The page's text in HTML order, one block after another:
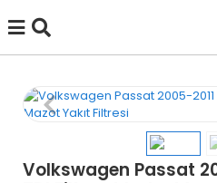
Volkswagen Passat